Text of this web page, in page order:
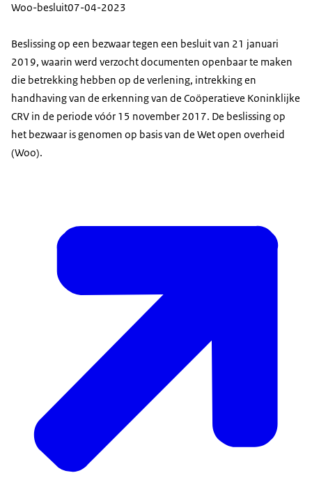
Woo-besluit07-04-2023
Beslissing op een bezwaar tegen een besluit van 21 januari
2019, waarin werd verzocht documenten openbaar te maken
die betrekking hebben op de verlening, intrekking en
handhaving van de erkenning van de Coöperatieve Koninklijke
CRV in de periode vóór 15 november 2017. De beslissing op
het bezwaar is genomen op basis van de Wet open overheid
(Woo).